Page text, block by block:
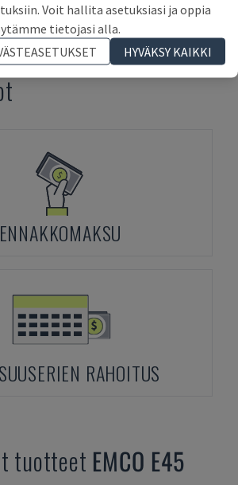
LÄHETÄ
ENNAKKOMAKSU
RAHOITUS
tuotteet EMCO E45
Voit hallita asetuksiasi ja oppia
tietojasi alla.
HYVÄKSY KAIKKI